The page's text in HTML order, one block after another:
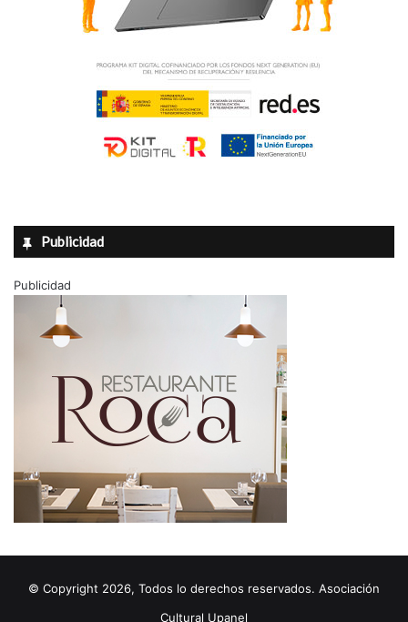
Publicidad
Publicidad
© Copyright 2026, Todos lo derechos reservados. Asociación
Cultural Upanel